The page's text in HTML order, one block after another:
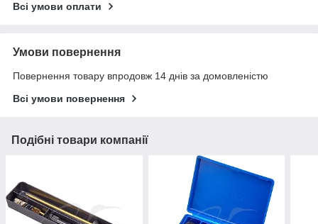
Всі умови оплати
Умови повернення
Повернення товару впродовж 14 днів за домовленістю
Всі умови повернення
Подібні товари компанії